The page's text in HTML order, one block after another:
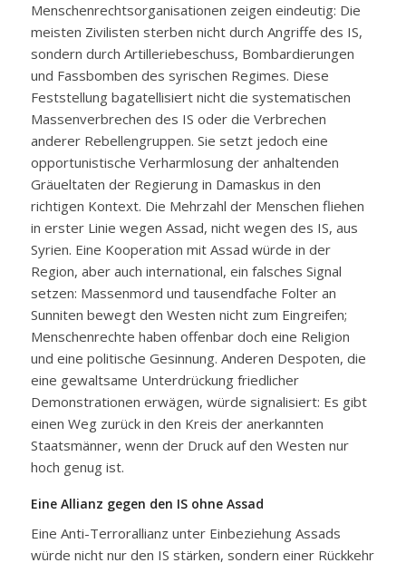
Menschenrechtsorganisationen zeigen eindeutig: Die
meisten Zivilisten sterben nicht durch Angriffe des IS,
sondern durch Artilleriebeschuss, Bombardierungen
und Fassbomben des syrischen Regimes. Diese
Feststellung bagatellisiert nicht die systematischen
Massenverbrechen des IS oder die Verbrechen
anderer Rebellengruppen. Sie setzt jedoch eine
opportunistische Verharmlosung der anhaltenden
Gräueltaten der Regierung in Damaskus in den
richtigen Kontext. Die Mehrzahl der Menschen fliehen
in erster Linie wegen Assad, nicht wegen des IS, aus
Syrien. Eine Kooperation mit Assad würde in der
Region, aber auch international, ein falsches Signal
setzen: Massenmord und tausendfache Folter an
Sunniten bewegt den Westen nicht zum Eingreifen;
Menschenrechte haben offenbar doch eine Religion
und eine politische Gesinnung. Anderen Despoten, die
eine gewaltsame Unterdrückung friedlicher
Demonstrationen erwägen, würde signalisiert: Es gibt
einen Weg zurück in den Kreis der anerkannten
Staatsmänner, wenn der Druck auf den Westen nur
hoch genug ist.
Eine Allianz gegen den IS ohne Assad
Eine Anti-Terrorallianz unter Einbeziehung Assads
würde nicht nur den IS stärken, sondern einer Rückkehr